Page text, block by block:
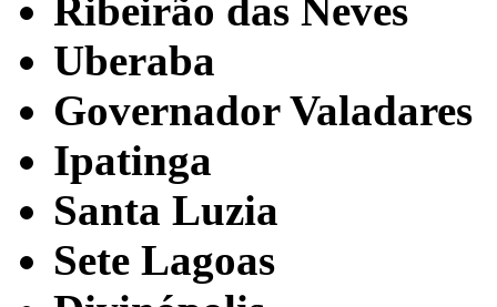
Ribeirão das Neves
Uberaba
Governador Valadares
Ipatinga
Santa Luzia
Sete Lagoas